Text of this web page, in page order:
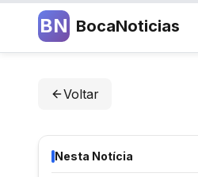
BN BocaNoticias
Voltar
Nesta Notícia